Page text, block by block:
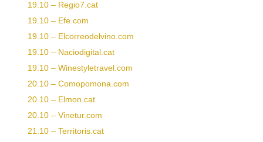
19.10 – Regio7.cat
19.10 – Efe.com
19.10 – Elcorreodelvino.com
19.10 – Naciodigital.cat
19.10 – Winestyletravel.com
20.10 – Comopomona.com
20.10 – Elmon.cat
20.10 – Vinetur.com
21.10 – Territoris.cat